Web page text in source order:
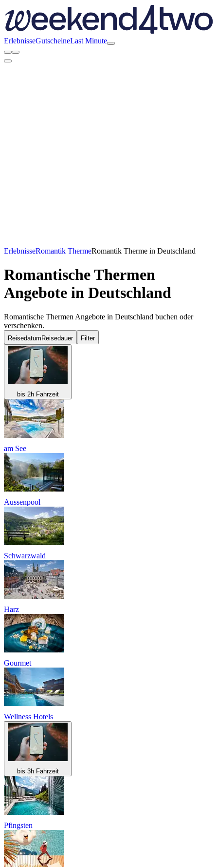
ErlebnisseGutscheineLast Minute
ErlebnisseRomantik ThermeRomantik Therme in Deutschland
Romantische Thermen
Angebote in Deutschland
Romantische Thermen Angebote in Deutschland buchen oder
verschenken.
Reisedatum Reisedauer Filter
bis 2h Fahrzeit
am See
Aussenpool
Schwarzwald
Harz
Gourmet
Wellness Hotels
bis 3h Fahrzeit
Pfingsten